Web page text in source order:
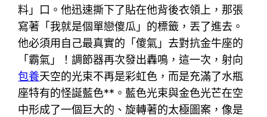
料」口。他迅速撕下了貼在他背後衣領上，那張
寫著「我就是個單戀傻瓜」的標籤，丟了進去。
他必須用自己最真實的「傻氣」去對抗金牛座的
「霸氣」！調節器再次發出轟鳴，這一次，射向
包養天空的光束不再是彩虹色，而是充滿了水瓶
座特有的怪誕藍色**。藍色光束與金色光芒在空
中形成了一個巨大的、旋轉著的太極圖案，像是